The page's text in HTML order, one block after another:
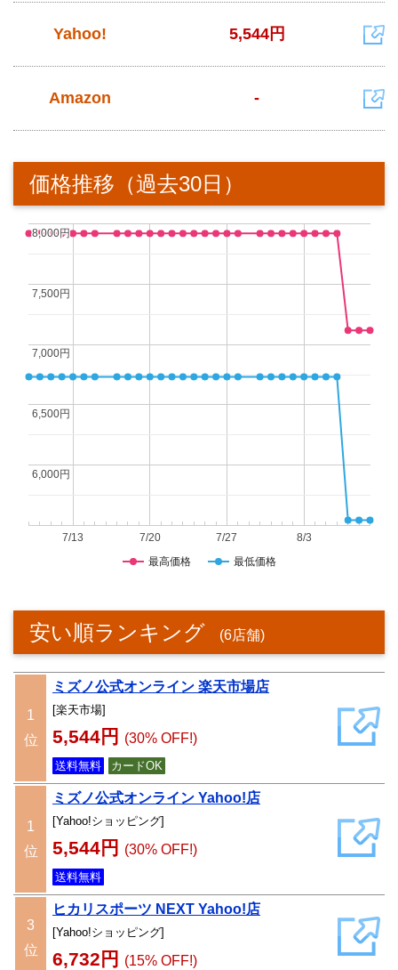
Yahoo! 5,544円
Amazon -
価格推移（過去30日）
最高価格 最低価格
7/13 7/20 7/27 8/3
6,000円
6,000円
6,500円
6,500円
7,000円
7,000円
7,500円
7,500円
8,000円
8,000円
安い順ランキング (6店舗)
1
位
ミズノ公式オンライン 楽天市場店
[楽天市場]
5,544円 (30% OFF!)
送料無料 カードOK
1
位
ミズノ公式オンライン Yahoo!店
[Yahoo!ショッピング]
5,544円 (30% OFF!)
送料無料
3
位
ヒカリスポーツ NEXT Yahoo!店
[Yahoo!ショッピング]
6,732円 (15% OFF!)